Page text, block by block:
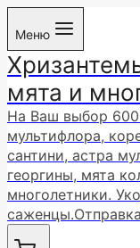
Перейти
содержимому
Меню
мята и
На Ваш выбор 600
мультифлора,
сантини, астра
георгины, мята
многолетники.